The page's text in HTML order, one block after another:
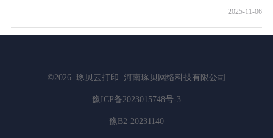
2025-11-06
©2026 琢贝云打印 河南琢贝网络科技有限公司
豫ICP备2023015748号-3
豫B2-20231140